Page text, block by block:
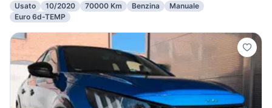
Usato
10/2020 70000 Km Benzina
Manuale
Euro 6d-TEMP